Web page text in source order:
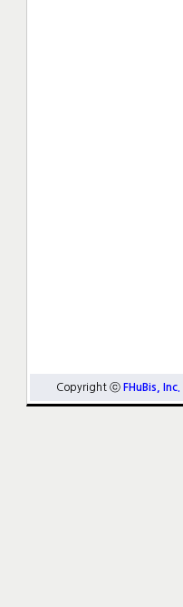
Copyright ⓒ FHuBis, Inc.